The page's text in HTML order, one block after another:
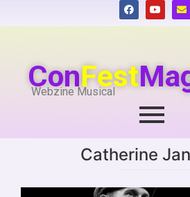
ConFest
Webzine Musical
Catherine